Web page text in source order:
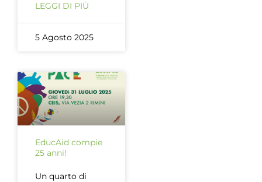
LEGGI DI PIÙ
5 Agosto 2025
EducAid compie
25 anni!
Un quarto di